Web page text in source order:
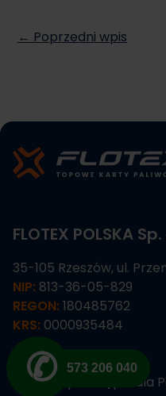
← Poprzedni wpis
FLOTEX POLSKA
35-105 Rzeszów, ul.
NIP: 813-36-05-829
REGON: 180485762
KRS: 0000935484
Jesteśmy dostępni dla
✆ 573 206 040